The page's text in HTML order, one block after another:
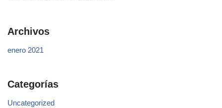
Archivos
enero 2021
Categorías
Uncategorized